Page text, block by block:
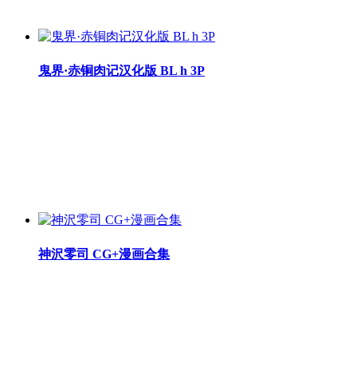
鬼界·赤铜肉记汉化版 BL h 3P
神沢零司 CG+漫画合集